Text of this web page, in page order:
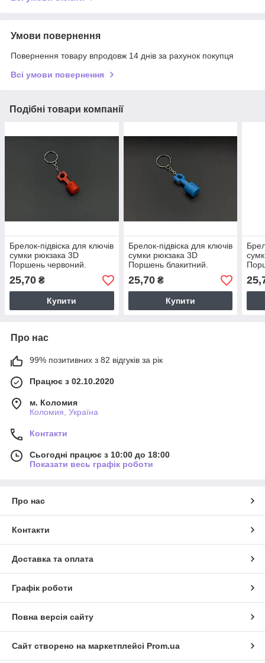
Умови повернення
Повернення товару впродовж 14 днів за рахунок покупця
Всі умови повернення
Подібні товари компанії
Брелок-підвіска для ключів
сумки рюкзака 3D
Поршень червоний.
42х16мм
25,70 ₴
Купити
Брелок-підвіска для ключів
сумки рюкзака 3D
Поршень блакитний.
42х16мм
25,70₴
Купити
Про нас
99% позитивних з 82 відгуків за рік
Працює з 02.10.2020
м. Коломия
Коломия, Україна
Контакти
Сьогодні працює з 10:00 до 18:00
Показати весь графік роботи
Про нас
Контакти
Доставка та оплата
Графік роботи
Повна версія сайту
Сайт створено на маркетплейсі Prom.ua